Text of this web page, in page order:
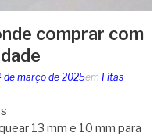
comprar com
de março de 2025em Fitas
13 mm e 10 mm para